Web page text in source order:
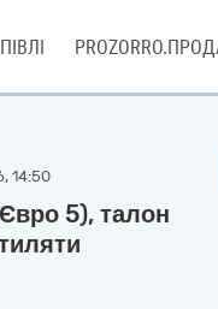
14:50
5), талон